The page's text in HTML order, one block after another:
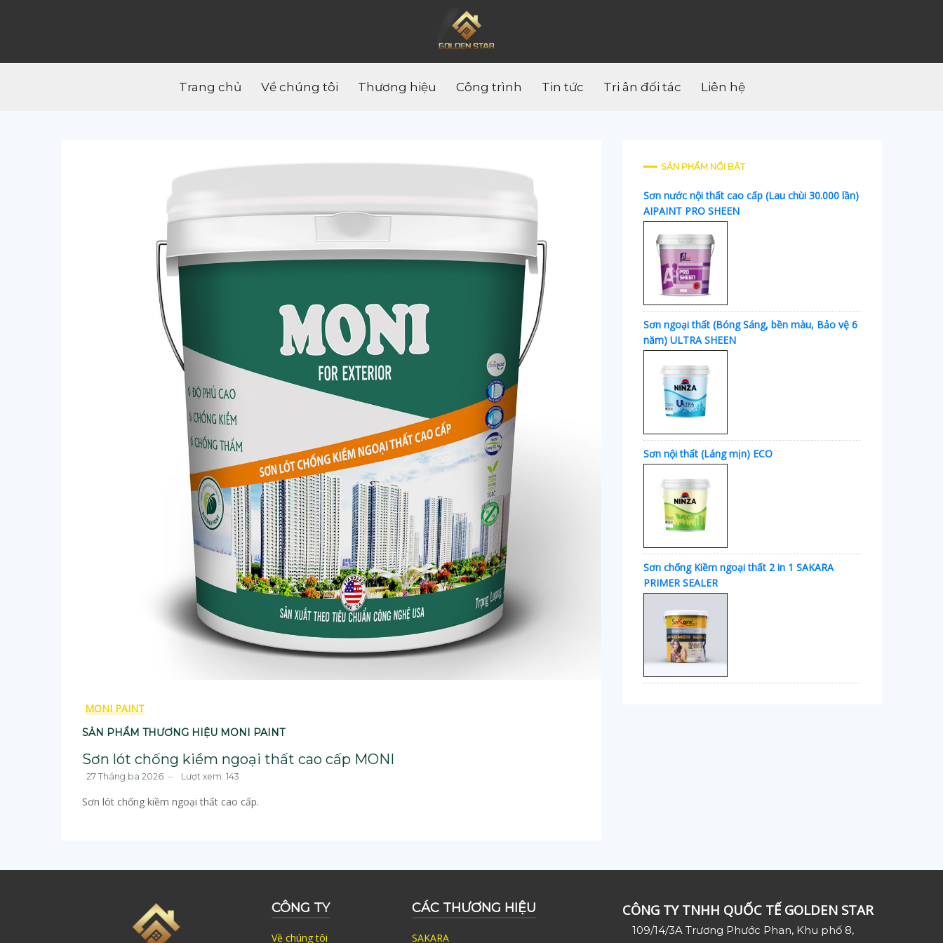
Trang chủ Về chúng tôi Thương hiệu Công trình Tin tức Tri ân đối tác Liên hệ
MONI PAINT
SẢN PHẨM THƯƠNG HIỆU MONI PAINT
Sơn lót chống kiềm ngoại thất cao cấp MONI
27 Tháng ba 2026 Lượt xem: 143
Sơn lót chống kiềm ngoại thất cao cấp.
SẢN PHẨM NỔI BẬT
Sơn nước nội thất cao cấp (Lau chùi 30.000 lần)
AIPAINT PRO SHEEN
Sơn ngoại thất (Bóng Sáng, bền màu, Bảo vệ 6
năm) ULTRA SHEEN
Sơn nội thất (Láng mịn) ECO
Sơn chống Kiềm ngoại thất 2 in 1 SAKARA
PRIMER SEALER
CÔNG TY
Về chúng tôi
CÁC THƯƠNG HIỆU
SAKARA
CÔNG TY TNHH QUỐC TẾ GOLDEN STAR
109/14/3A Trương Phước Phan, Khu phố 8,